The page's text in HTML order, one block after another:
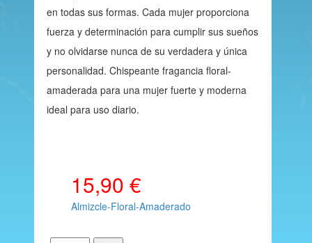
en todas sus formas. Cada mujer proporciona
fuerza y determinación para cumplir sus sueños
y no olvidarse nunca de su verdadera y única
personalidad. Chispeante fragancia floral-
amaderada para una mujer fuerte y moderna
ideal para uso diario.
15,90 €
Almizcle-Floral-Amaderado